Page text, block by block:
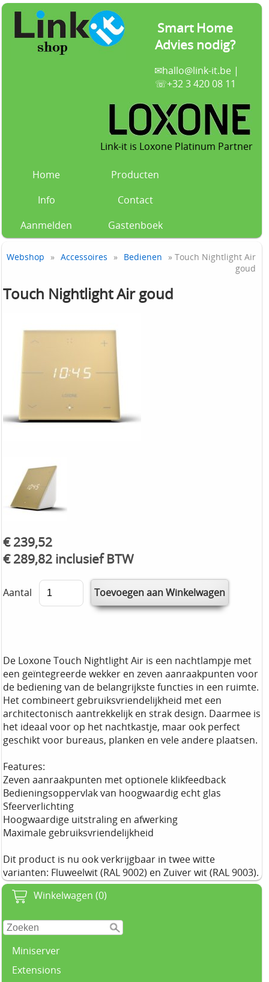
Smart Home
Advies nodig?
✉hallo@link-it.be|
☏+32 3 420 08 11
Link-it is Loxone Platinum Partner
Home
Producten
Info
Contact
Aanmelden
Gastenboek
Winkelwagen (0)
Miniserver
Extensions
Webshop » Accessoires » Bedienen
» Touch Nightlight Air
goud
Touch Nightlight Air goud
€ 239,52
€ 289,82 inclusief BTW
Aantal
De Loxone Touch Nightlight Air is een nachtlampje met
een geïntegreerde wekker en zeven aanraakpunten voor
de bediening van de belangrijkste functies in een ruimte.
Het combineert gebruiksvriendelijkheid met een
architectonisch aantrekkelijk en strak design. Daarmee is
het ideaal voor op het nachtkastje, maar ook perfect
geschikt voor bureaus, planken en vele andere plaatsen.
Features:
Zeven aanraakpunten met optionele klikfeedback
Bedieningsoppervlak van hoogwaardig echt glas
Sfeerverlichting
Hoogwaardige uitstraling en afwerking
Maximale gebruiksvriendelijkheid
Dit product is nu ook verkrijgbaar in twee witte
varianten: Fluweelwit (RAL 9002) en Zuiver wit (RAL 9003).